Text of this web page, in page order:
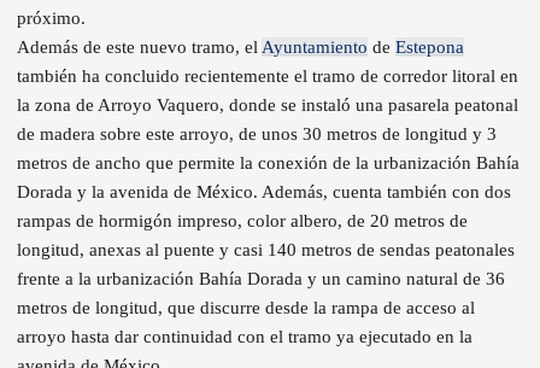
próximo.
Además de este nuevo tramo, el Ayuntamiento de Estepona
también ha concluido recientemente el tramo de corredor litoral en
la zona de Arroyo Vaquero, donde se instaló una pasarela peatonal
de madera sobre este arroyo, de unos 30 metros de longitud y 3
metros de ancho que permite la conexión de la urbanización Bahía
Dorada y la avenida de México. Además, cuenta también con dos
rampas de hormigón impreso, color albero, de 20 metros de
longitud, anexas al puente y casi 140 metros de sendas peatonales
frente a la urbanización Bahía Dorada y un camino natural de 36
metros de longitud, que discurre desde la rampa de acceso al
arroyo hasta dar continuidad con el tramo ya ejecutado en la